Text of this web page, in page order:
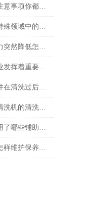
管道清洗机的这些注意事项你都落实到位了吗
热水高压清洗机在特殊领域中的应用
热水高压清洗机压力突然降低怎么回事
高压清洗机在各行业发挥着重要的作用
高压清洗机的零部件在清洗过后还需要注意什么
如何提高清堵高压清洗机的清洗效果？
进口高压清洗机采用了哪些铺助系统
进口高压清洗机要怎样维护保养才算合理呢